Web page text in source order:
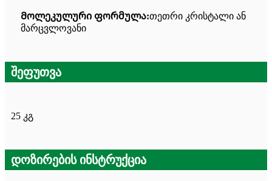
Მოლეკულური ფორმულა:თეთრი კრისტალი ან
მარცვლოვანი
შეფუთვა
25 კგ
დოზირების ინსტრუქცია